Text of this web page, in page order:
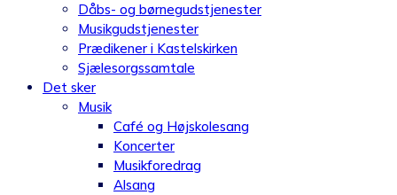
Dåbs- og børnegudstjenester
Musikgudstjenester
Prædikener i Kastelskirken
Sjælesorgssamtale
Det sker
Musik
Café og Højskolesang
Koncerter
Musikforedrag
Alsang